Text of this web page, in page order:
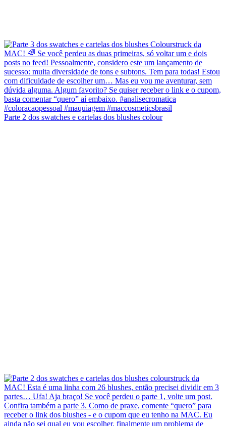
Parte 2 dos swatches e cartelas dos blushes colour